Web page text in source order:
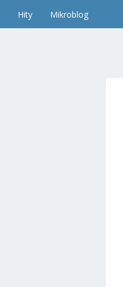
Hity Mikroblog